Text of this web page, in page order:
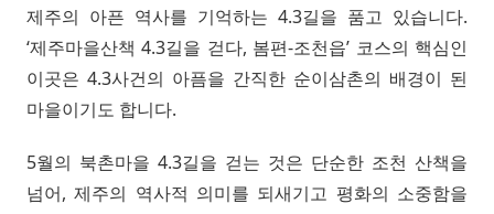
제주의 아픈 역사를 기억하는 4.3길을 품고 있습니다.
‘제주마을산책 4.3길을 걷다, 봄편-조천읍’ 코스의 핵심인
이곳은 4.3사건의 아픔을 간직한 순이삼촌의 배경이 된
마을이기도 합니다.
5월의 북촌마을 4.3길을 걷는 것은 단순한 조천 산책을
넘어, 제주의 역사적 의미를 되새기고 평화의 소중함을